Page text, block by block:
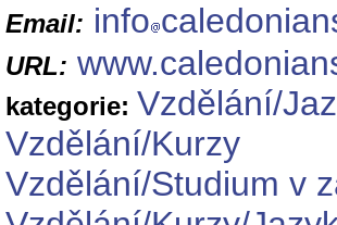
Email: info
URL:
kategorie: Vzdělání/
Vzdělání/Kurzy
Vzdělání/Studium v